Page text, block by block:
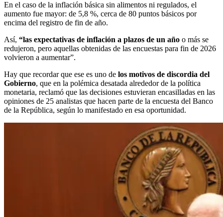
En el caso de la inflación básica sin alimentos ni regulados, el
aumento fue mayor: de 5,8 %, cerca de 80 puntos básicos por
encima del registro de fin de año.
Así, “las expectativas de inflación a plazos de un año o más se
redujeron, pero aquellas obtenidas de las encuestas para fin de 2026
volvieron a aumentar”.
Hay que recordar que ese es uno de los motivos de discordia del
Gobierno, que en la polémica desatada alrededor de la política
monetaria, reclamó que las decisiones estuvieran encasilladas en las
opiniones de 25 analistas que hacen parte de la encuesta del Banco
de la República, según lo manifestado en esa oportunidad.